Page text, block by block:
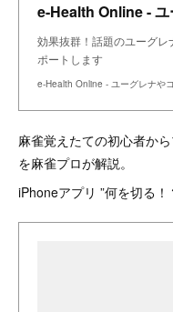
効果抜群！話題のユーグ
ポートします
麻雀覚えたての初心者か
を麻雀プロが解説。
iPhoneアプリ ”何を切る！